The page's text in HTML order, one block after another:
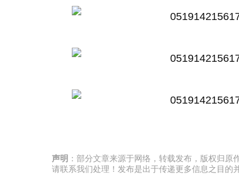
声明 ：部分文章来源于网络，转载发布，版权归
请联系我们处理！发布是出于传递更多信息之目的